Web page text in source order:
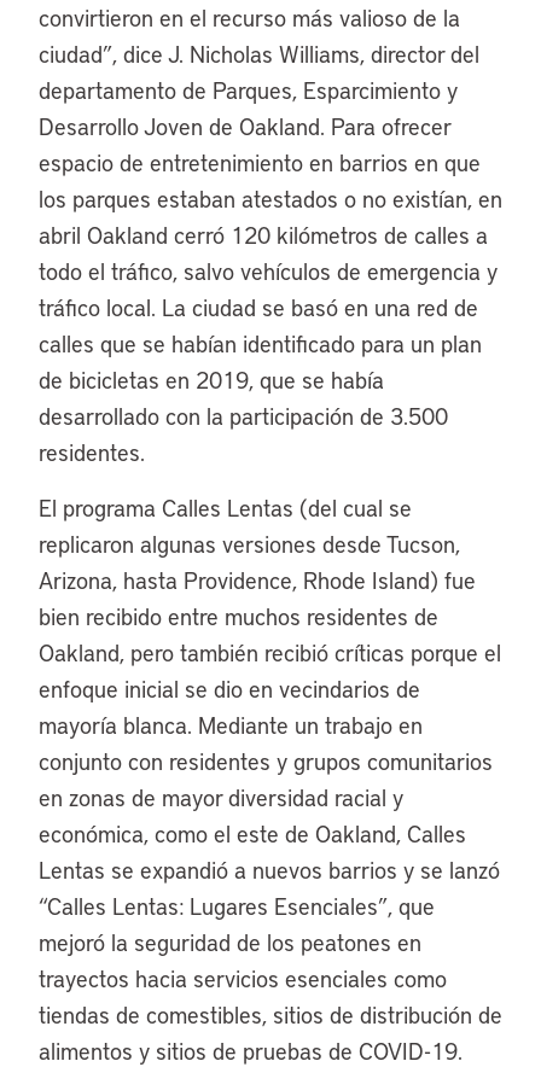
convirtieron en el recurso más valioso de la
ciudad”, dice J. Nicholas Williams, director del
departamento de Parques, Esparcimiento y
Desarrollo Joven de Oakland. Para ofrecer
espacio de entretenimiento en barrios en que
los parques estaban atestados o no existían, en
abril Oakland cerró 120 kilómetros de calles a
todo el tráfico, salvo vehículos de emergencia y
tráfico local. La ciudad se basó en una red de
calles que se habían identificado para un plan
de bicicletas en 2019, que se había
desarrollado con la participación de 3.500
residentes.
El programa Calles Lentas (del cual se
replicaron algunas versiones desde Tucson,
Arizona, hasta Providence, Rhode Island) fue
bien recibido entre muchos residentes de
Oakland, pero también recibió críticas porque el
enfoque inicial se dio en vecindarios de
mayoría blanca. Mediante un trabajo en
conjunto con residentes y grupos comunitarios
en zonas de mayor diversidad racial y
económica, como el este de Oakland, Calles
Lentas se expandió a nuevos barrios y se lanzó
“Calles Lentas: Lugares Esenciales”, que
mejoró la seguridad de los peatones en
trayectos hacia servicios esenciales como
tiendas de comestibles, sitios de distribución de
alimentos y sitios de pruebas de COVID-19.